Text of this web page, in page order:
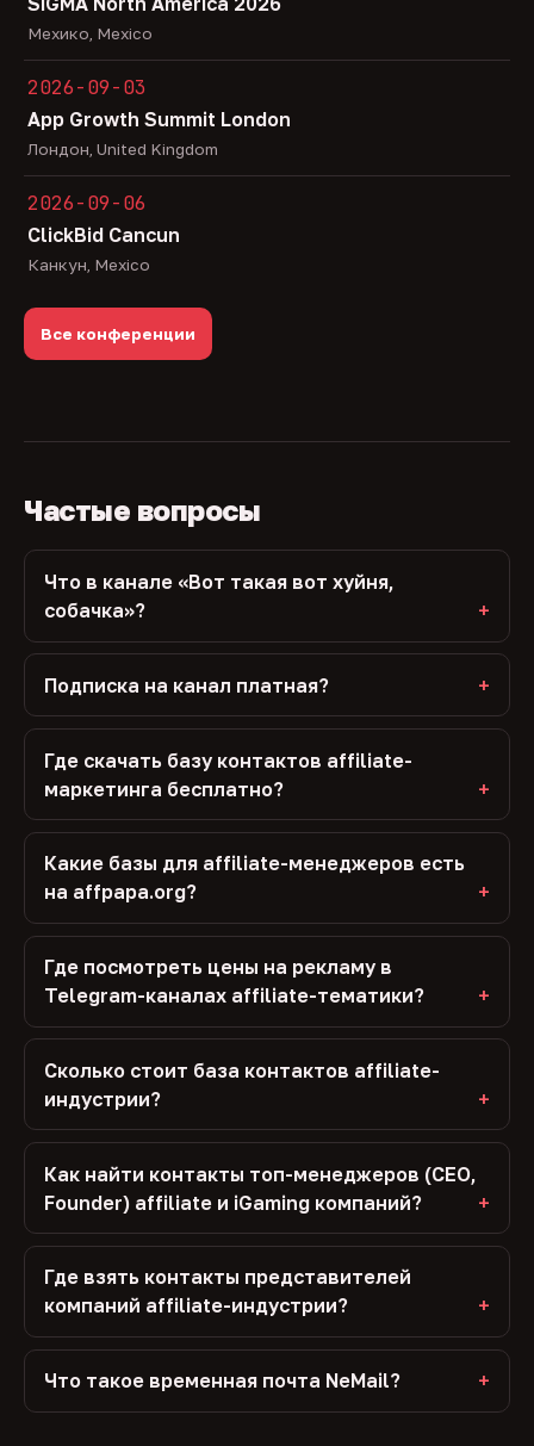
Мехико, Mexico
2026-09-03
App Growth Summit London
Лондон, United Kingdom
2026-09-06
ClickBid Cancun
Канкун, Mexico
Все конференции
Частые вопросы
Что в канале «Вот такая вот хуйня,
собачка»?
Подписка на канал платная?
Где скачать базу контактов affiliate-
маркетинга бесплатно?
Какие базы для affiliate-менеджеров есть
на affpapa.org?
Где посмотреть цены на рекламу в
Telegram-каналах affiliate-тематики?
Сколько стоит база контактов affiliate-
индустрии?
Как найти контакты топ-менеджеров (CEO,
Founder) affiliate и iGaming компаний?
Где взять контакты представителей
компаний affiliate-индустрии?
Что такое временная почта NeMail?